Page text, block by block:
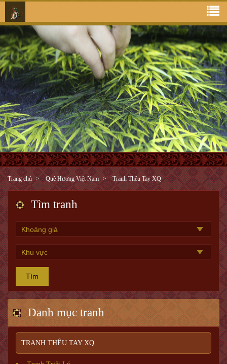
Trang chủ Quê Hương Việt Nam Tranh Thêu Tay XQ
Tìm tranh
Tìm
Danh mục tranh
TRANH THÊU TAY XQ